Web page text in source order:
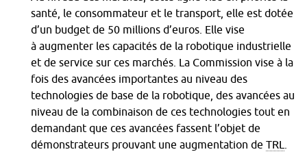
Grèce
2
Chypre1
Islande
1
santé, le consommateur et le transport, elle est dotée
d’un budget de 50 millions d’euros. Elle vise
à augmenter les capacités de la robotique industrielle
et de service sur ces marchés. La Commission vise à la
fois des avancées importantes au niveau des
technologies de base de la robotique, des avancées au
niveau de la combinaison de ces technologies tout en
demandant que ces avancées fassent l’objet de
démonstrateurs prouvant une augmentation de TRL